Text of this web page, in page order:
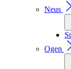
Neus
Ogen